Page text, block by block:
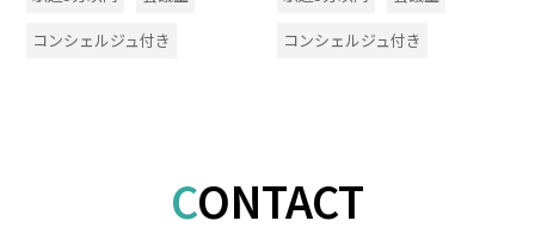
コンシェルジュ付き
コンシェルジュ付き
CONTACT